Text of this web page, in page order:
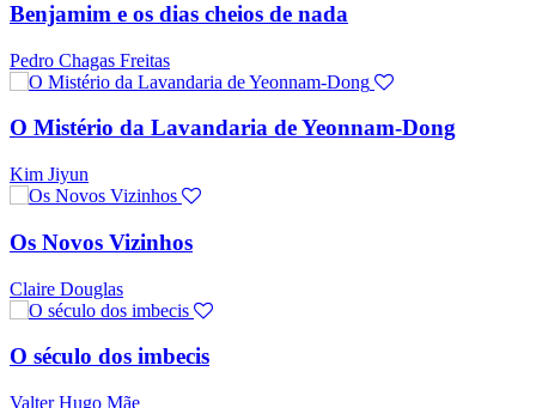
Benjamim e os dias cheios de nada
Pedro Chagas Freitas
O Mistério da Lavandaria de Yeonnam-Dong
Kim Jiyun
Os Novos Vizinhos
Claire Douglas
O século dos imbecis
Valter Hugo Mãe